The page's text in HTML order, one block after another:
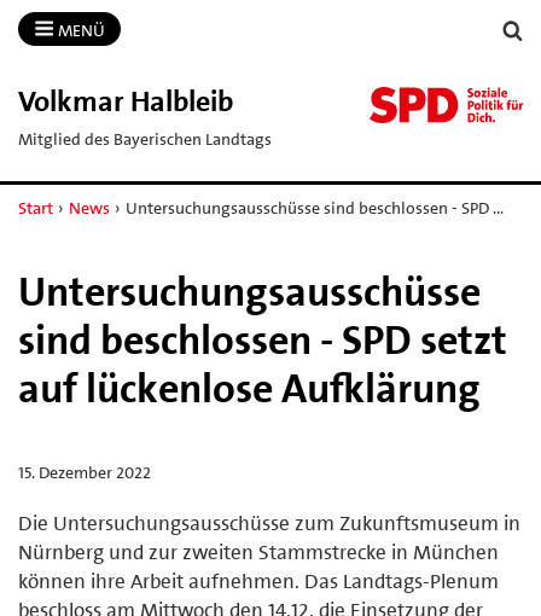
MENÜ
Volkmar Halbleib
Mitglied des Bayerischen Landtags
Start › News › Untersuchungsausschüsse sind beschlossen - SPD …
Untersuchungsausschüsse
sind beschlossen - SPD setzt
auf lückenlose Aufklärung
15. Dezember 2022
Die Untersuchungsausschüsse zum Zukunftsmuseum in
Nürnberg und zur zweiten Stammstrecke in München
können ihre Arbeit aufnehmen. Das Landtags-Plenum
beschloss am Mittwoch den 14.12. die Einsetzung der